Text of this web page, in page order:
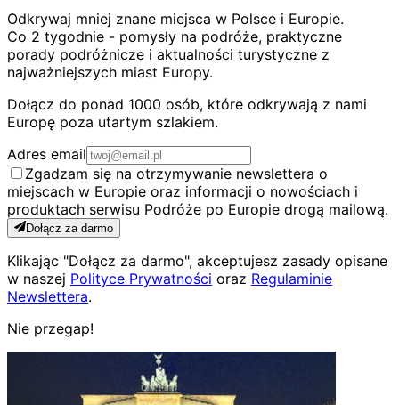
Odkrywaj mniej znane miejsca w Polsce i Europie.
Co 2 tygodnie - pomysły na podróże, praktyczne
porady podróżnicze i aktualności turystyczne z
najważniejszych miast Europy.
Dołącz do ponad 1000 osób, które odkrywają z nami
Europę poza utartym szlakiem.
Adres email
Zgadzam się na otrzymywanie newslettera o
miejscach w Europie oraz informacji o nowościach i
produktach serwisu Podróże po Europie drogą mailową.
Dołącz za darmo
Klikając "Dołącz za darmo", akceptujesz zasady opisane
w naszej Polityce Prywatności oraz Regulaminie
Newslettera.
Nie przegap!